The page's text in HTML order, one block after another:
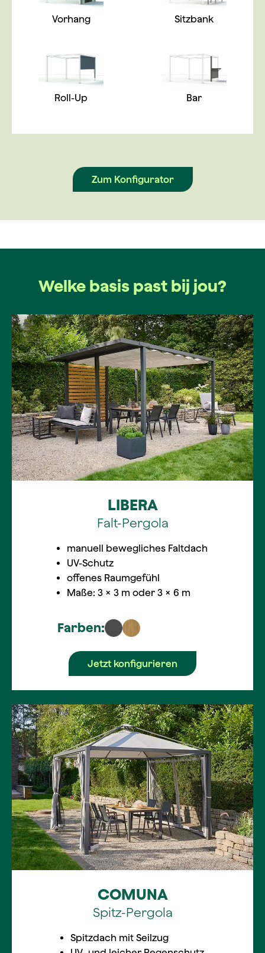
Vorhang Sitzbank
Roll-Up Bar
Zum Konfigurator
Welke basis past bij jou?
LIBERA
Falt-Pergola
manuell bewegliches Faltdach
UV-Schutz
offenes Raumgefühl
Maße: 3 × 3 m oder 3 × 6 m
Farben:
Jetzt konfigurieren
COMUNA
Spitz-Pergola
Spitzdach mit Seilzug